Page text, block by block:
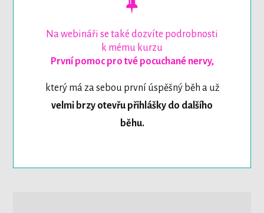
Na webináři se také dozvíte podrobnosti
k mému kurzu
První pomoc pro tvé pocuchané nervy,
který má za sebou první úspěšný běh a už
velmi brzy otevřu přihlášky do dalšího
běhu.